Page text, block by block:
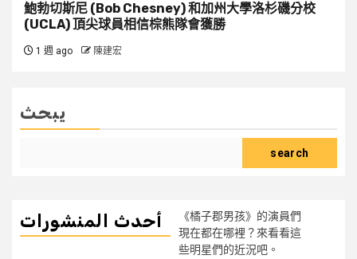
鮑勃切斯尼 (Bob Chesney) 和加州大學洛杉磯分校
(UCLA) 頂尖球員相信棕熊隊會獲勝
1 週 ago 陳建宏
يبحث
search
أحدث المنشورات
《橘子郡男孩》的演員們
現在都在哪裡？來看看這
些明星們的近況吧。